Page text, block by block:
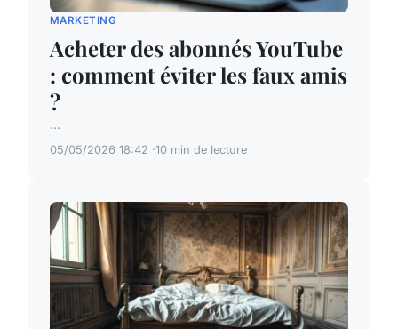
MARKETING
Acheter des abonnés YouTube
: comment éviter les faux amis
?
...
05/05/2026 18:42 10 min de lecture